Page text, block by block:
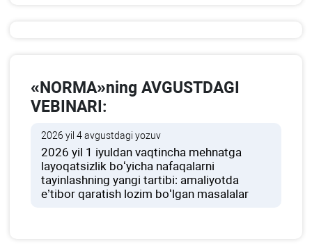
«NORMA»ning AVGUSTDAGI
VEBINARI:
2026 yil 4 avgustdagi yozuv
2026 yil 1 iyuldan vaqtincha mehnatga
layoqatsizlik boʻyicha nafaqalarni
tayinlashning yangi tartibi: amaliyotda
e’tibor qaratish lozim boʻlgan masalalar